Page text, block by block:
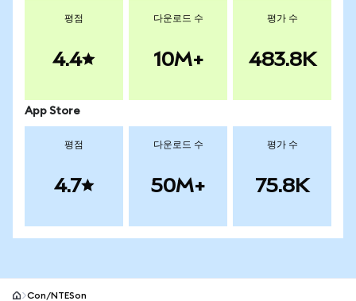
평점
4.4
다운로드 수
10M+
평가 수
483.8K
App Store
평점
4.7
다운로드 수
50M+
평가 수
75.8K
Con/NTESon